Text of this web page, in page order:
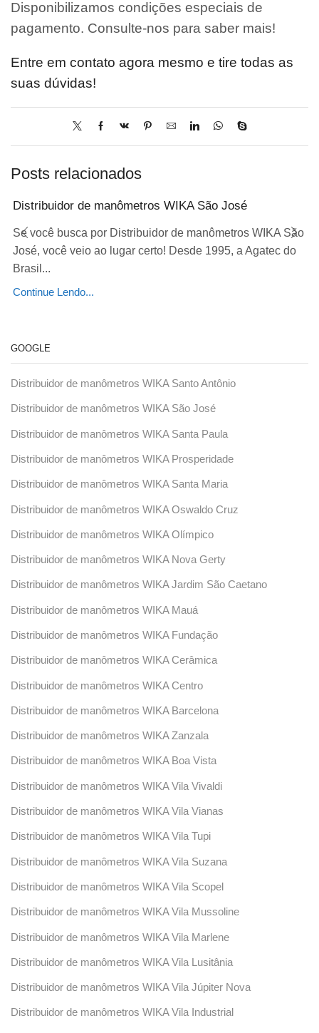
Disponibilizamos condições especiais de
pagamento. Consulte-nos para saber mais!
Entre em contato agora mesmo e tire todas as
suas dúvidas!
Posts relacionados
Distribuidor de manômetros WIKA São José
Se você busca por Distribuidor de manômetros WIKA São
José, você veio ao lugar certo! Desde 1995, a Agatec do
Brasil...
Continue Lendo...
GOOGLE
Distribuidor de manômetros WIKA Santo Antônio
Distribuidor de manômetros WIKA São José
Distribuidor de manômetros WIKA Santa Paula
Distribuidor de manômetros WIKA Prosperidade
Distribuidor de manômetros WIKA Santa Maria
Distribuidor de manômetros WIKA Oswaldo Cruz
Distribuidor de manômetros WIKA Olímpico
Distribuidor de manômetros WIKA Nova Gerty
Distribuidor de manômetros WIKA Jardim São Caetano
Distribuidor de manômetros WIKA Mauá
Distribuidor de manômetros WIKA Fundação
Distribuidor de manômetros WIKA Cerâmica
Distribuidor de manômetros WIKA Centro
Distribuidor de manômetros WIKA Barcelona
Distribuidor de manômetros WIKA Zanzala
Distribuidor de manômetros WIKA Boa Vista
Distribuidor de manômetros WIKA Vila Vivaldi
Distribuidor de manômetros WIKA Vila Vianas
Distribuidor de manômetros WIKA Vila Tupi
Distribuidor de manômetros WIKA Vila Suzana
Distribuidor de manômetros WIKA Vila Scopel
Distribuidor de manômetros WIKA Vila Mussoline
Distribuidor de manômetros WIKA Vila Marlene
Distribuidor de manômetros WIKA Vila Lusitânia
Distribuidor de manômetros WIKA Vila Júpiter Nova
Distribuidor de manômetros WIKA Vila Industrial